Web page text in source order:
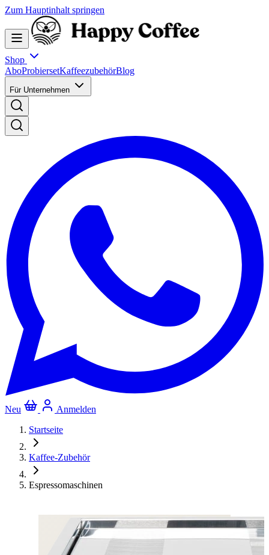
Zum Hauptinhalt springen
Shop
AboProbiersetKaffeezubehörBlog
Für Unternehmen
Neu
Anmelden
Startseite
Kaffee-Zubehör
Espressomaschinen